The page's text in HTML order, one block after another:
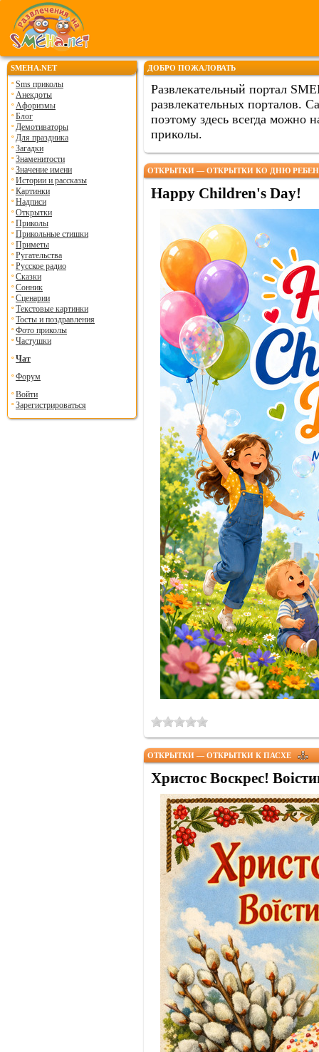
SMEHA.NET
Sms приколы
Анекдоты
Афоризмы
Блог
Демотиваторы
Для праздника
Загадки
Знаменитости
Значение имени
Истории и рассказы
Картинки
Надписи
Открытки
Приколы
Прикольные стишки
Приметы
Ругательства
Русское радио
Сказки
Сонник
Сценарии
Текстовые картинки
Тосты и поздравления
Фото приколы
Частушки
Чат
Форум
Войти
Зарегистрироваться
ДОБРО ПОЖАЛОВАТЬ
Развлекательный портал
развлекательных порталов.
поэтому здесь всегда
приколы.
ОТКРЫТКИ — ОТКРЫТКИ КО ДНЮ
Happy Children's Day!
ОТКРЫТКИ — ОТКРЫТКИ К ПАСХЕ
Христос Воскрес!